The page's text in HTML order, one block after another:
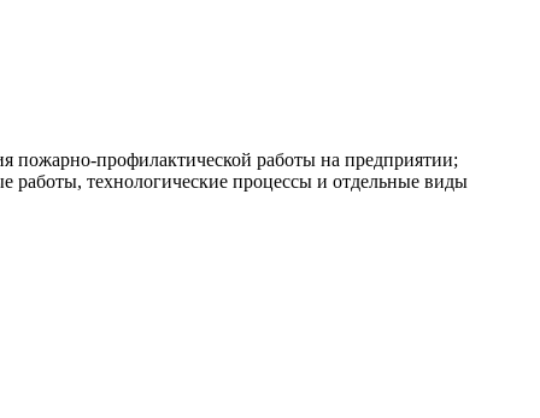
пожарно-профилактической работы на предприятии;
работы, технологические процессы и отдельные виды